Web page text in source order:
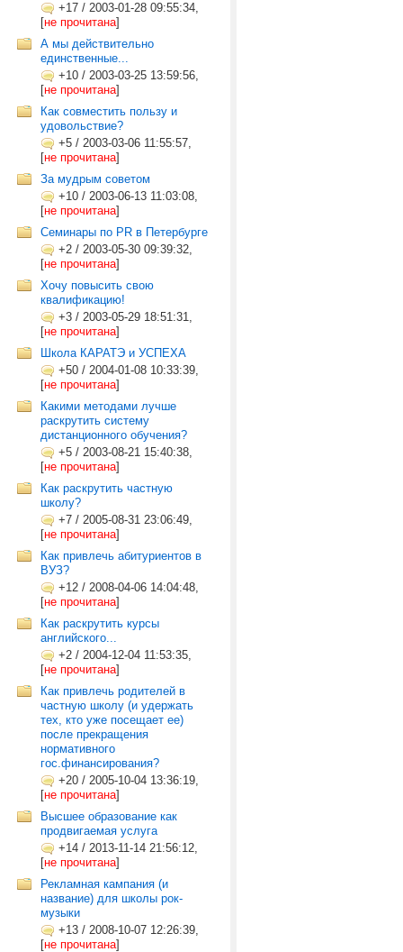
+17 / 2003-01-28 09:55:34,
[не прочитана]
А мы действительно
единственные...
+10 / 2003-03-25 13:59:56,
[не прочитана]
Как совместить пользу и
удовольствие?
+5 / 2003-03-06 11:55:57,
[не прочитана]
За мудрым советом
+10 / 2003-06-13 11:03:08,
[не прочитана]
Семинары по PR в Петербурге
+2 / 2003-05-30 09:39:32,
[не прочитана]
Хочу повысить свою
квалификацию!
+3 / 2003-05-29 18:51:31,
[не прочитана]
Школа КАРАТЭ и УСПЕХА
+50 / 2004-01-08 10:33:39,
[не прочитана]
Какими методами лучше
раскрутить систему
дистанционного обучения?
+5 / 2003-08-21 15:40:38,
[не прочитана]
Как раскрутить частную
школу?
+7 / 2005-08-31 23:06:49,
[не прочитана]
Как привлечь абитуриентов в
ВУЗ?
+12 / 2008-04-06 14:04:48,
[не прочитана]
Как раскрутить курсы
английского...
+2 / 2004-12-04 11:53:35,
[не прочитана]
Как привлечь родителей в
частную школу (и удержать
тех, кто уже посещает ее)
после прекращения
нормативного
гос.финансирования?
+20 / 2005-10-04 13:36:19,
[не прочитана]
Высшее образование как
продвигаемая услуга
+14 / 2013-11-14 21:56:12,
[не прочитана]
Рекламная кампания (и
название) для школы рок-
музыки
+13 / 2008-10-07 12:26:39,
[не прочитана]